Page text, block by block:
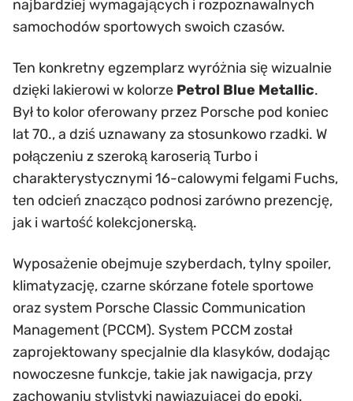
najbardziej wymagających i rozpoznawalnych
samochodów sportowych swoich czasów.
Ten konkretny egzemplarz wyróżnia się wizualnie
dzięki lakierowi w kolorze Petrol Blue Metallic.
Był to kolor oferowany przez Porsche pod koniec
lat 70., a dziś uznawany za stosunkowo rzadki. W
połączeniu z szeroką karoserią Turbo i
charakterystycznymi 16-calowymi felgami Fuchs,
ten odcień znacząco podnosi zarówno prezencję,
jak i wartość kolekcjonerską.
Wyposażenie obejmuje szyberdach, tylny spoiler,
klimatyzację, czarne skórzane fotele sportowe
oraz system Porsche Classic Communication
Management (PCCM). System PCCM został
zaprojektowany specjalnie dla klasyków, dodając
nowoczesne funkcje, takie jak nawigacja, przy
zachowaniu stylistyki nawiązującej do epoki.